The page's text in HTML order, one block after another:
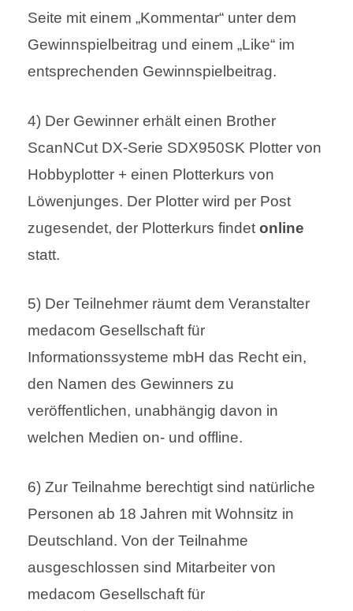
Seite mit einem „Kommentar“ unter dem
Gewinnspielbeitrag und einem „Like“ im
entsprechenden Gewinnspielbeitrag.
4) Der Gewinner erhält einen Brother
ScanNCut DX-Serie SDX950SK Plotter von
Hobbyplotter + einen Plotterkurs von
Löwenjunges. Der Plotter wird per Post
zugesendet, der Plotterkurs findet online
statt.
5) Der Teilnehmer räumt dem Veranstalter
medacom Gesellschaft für
Informationssysteme mbH das Recht ein,
den Namen des Gewinners zu
veröffentlichen, unabhängig davon in
welchen Medien on- und offline.
6) Zur Teilnahme berechtigt sind natürliche
Personen ab 18 Jahren mit Wohnsitz in
Deutschland. Von der Teilnahme
ausgeschlossen sind Mitarbeiter von
medacom Gesellschaft für